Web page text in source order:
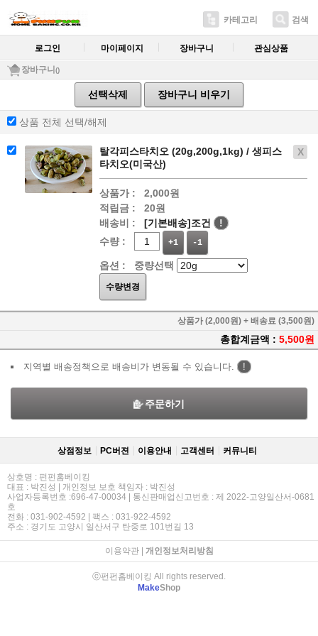
카테고리 검색
로그인 마이페이지 장바구니 관심상품
장바구니 ()
선택삭제 장바구니 비우기
상품 전체 선택/해제
X
탈각피스타치오 (20g,200g,1kg) / 생피스
타치오(미국산)
상품가 :
2,000원
적립금 :
20원
배송비 :
[기본배송]조건
!
수량 :
+1 -1
옵션 : 중량선택
수량변경
상품가 (2,000원) + 배송료 (3,500원)
총합계금액 : 5,500원
지역별 배송정책으로 배송비가 변동될 수 있습니다. !
주문하기
상점정보 PC버젼 이용안내 고객센터 커뮤니티
상호명 : 펀펀홈베이킹
대표 : 박진성 | 개인정보 보호 책임자 : 박진성
사업자등록번호 :696-47-00034 | 통신판매업신고번호 : 제 2022-고양일산서-0681
호
전화 : 031-902-4592 | 팩스 : 031-922-4592
주소 : 경기도 고양시 일산서구 탄중로 101번길 13
이용약관| 개인정보처리방침
ⓒ펀펀홈베이킹 All rights reserved.
MakeShop